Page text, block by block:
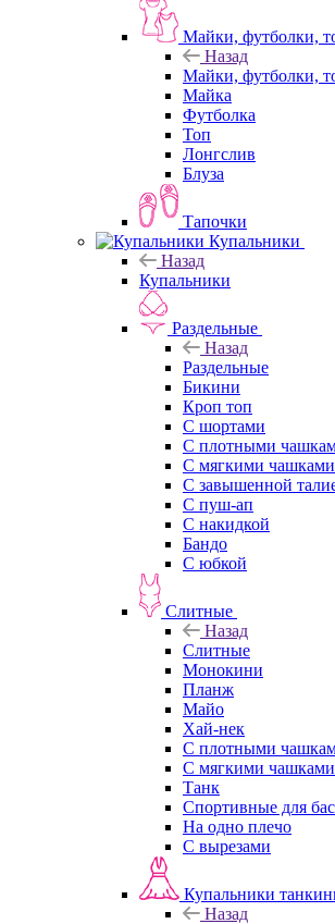
Майки, футболки,
Назад
Майки, футболки,
Майка
Футболка
Топ
Лонгслив
Блуза
Тапочки
Купальники
Назад
Купальники
Раздельные
Назад
Раздельные
Бикини
Кроп топ
С шортами
С плотными
С мягкими чашками
С завышенной
С пуш-ап
С накидкой
Бандо
С юбкой
Слитные
Назад
Слитные
Монокини
Планж
Майо
Хай-нек
С плотными
С мягкими чашками
Танк
Спортивные для
На одно плечо
С вырезами
Купальники
Назад